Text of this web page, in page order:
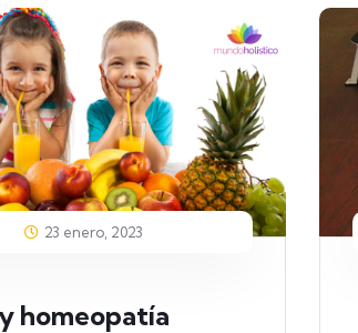
23 enero, 2023
homeopatía